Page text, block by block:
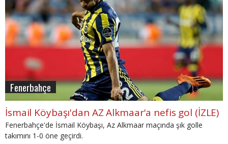
Fenerbahçe
İsmail Köybaşı'dan AZ Alkmaar'a nefis gol (İZLE)
Fenerbahçe'de İsmail Köybaşı, Az Alkmaar maçında şık golle
takımını 1-0 öne geçirdi.